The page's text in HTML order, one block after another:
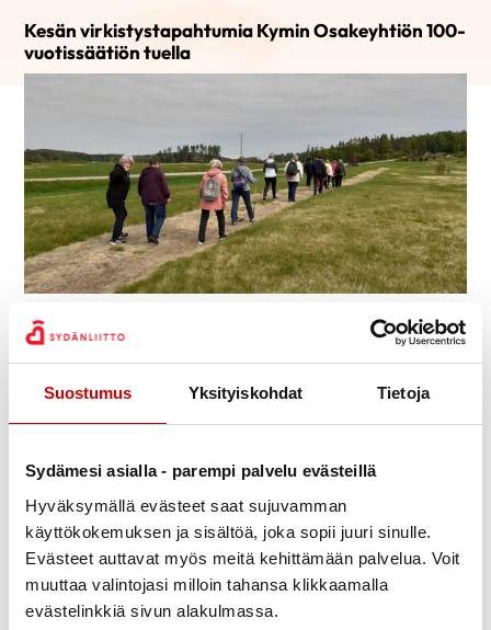
Suostumus Yksityiskohdat Tietoja
Sydämesi asialla - parempi palvelu evästeillä
Hyväksymällä evästeet saat sujuvamman
käyttökokemuksen ja sisältöä, joka sopii juuri sinulle.
Evästeet auttavat myös meitä kehittämään palvelua. Voit
muuttaa valintojasi milloin tahansa klikkaamalla
evästelinkkiä sivun alakulmassa.
Kesän virkistystapahtumia Kymin Osakeyhtiön 100-
vuotissäätiön tuella
Julkaistu 30.8.2022
Pandemia-ajan takia ei yhdistys uskaltanut
riskeerata jäsenten terveyttä kahteen vuoteen. Nyt
suunniteltuja virkistystapahtumia ja lähteä yhdessä
rentoutumaan. Kymin Osakeyhtiön 100-
vuotissäätiön myöntämä apuraha mahdollisti
”riskiryhmän” odotettujen tapahtumien toteutumisen.